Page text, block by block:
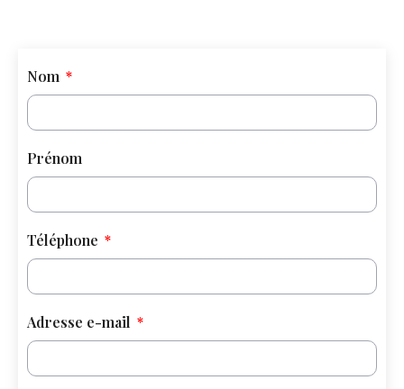
Nom
Prénom
Téléphone
Adresse e-mail